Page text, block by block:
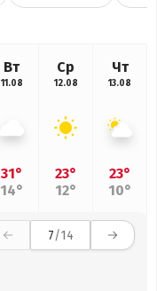
Вт
11.08
31°
14°
Ср
12.08
23°
12°
Чт
13.08
23°
10°
7/14